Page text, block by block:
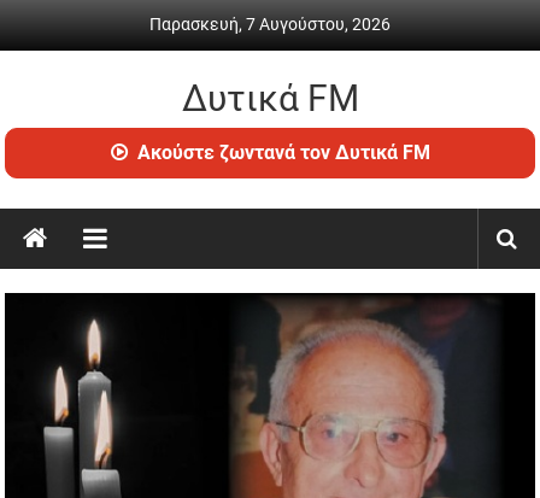
Παρασκευή, 7 Αυγούστου, 2026
Δυτικά FM
Ραδιόφωνο
•
ενημέρωση
Ακούστε ζωντανά τον Δυτικά FM